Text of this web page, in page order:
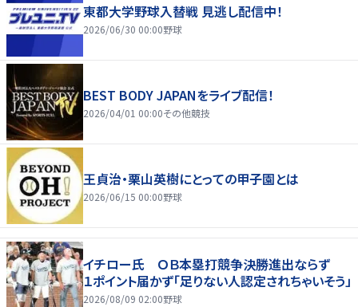
東都大学野球入替戦 見逃し配信中！
2026/06/30 00:00野球
BEST BODY JAPANをライブ配信！
2026/04/01 00:00その他競技
王貞治・栗山英樹にとっての甲子園とは
2026/06/15 00:00野球
イチロー氏 ＯＢ本塁打競争決勝進出ならず
１ポイント届かず「足りない人認定されちゃいそう」
2026/08/09 02:00野球